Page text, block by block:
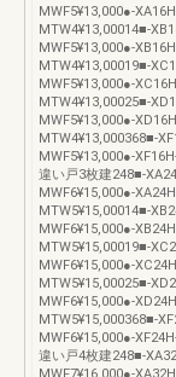
MWF5¥13,000●-
MTW4¥13,00014■-
MWF5¥13,000●-
MTW4¥13,00019■-
MWF5¥13,000●-
MTW4¥13,00025■-
MWF5¥13,000●-
MTW4¥13,000368■-
MWF5¥13,000●-
違い戸3枚建248■-
MWF6¥15,000●-
MTW5¥15,00014■-
MWF6¥15,000●-
MTW5¥15,00019■-
MWF6¥15,000●-
MTW5¥15,00025■-
MWF6¥15,000●-
MTW5¥15,000368■-
MWF6¥15,000●-
違い戸4枚建248■-
MWF7¥16,000●-